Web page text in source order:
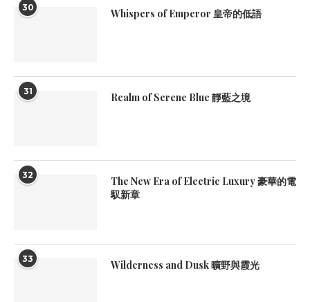
30 Whispers of Emperor 皇帝的低語
31 Realm of Serene Blue 靜藍之境
32
The New Era of Electric Luxury 豪華的電
馭新章
33 Wilderness and Dusk 曠野與霞光